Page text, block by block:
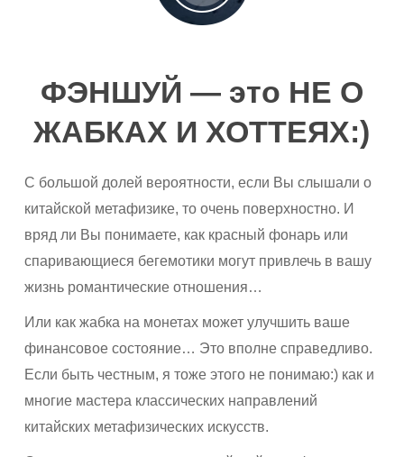
ФЭНШУЙ — это НЕ О
ЖАБКАХ И ХОТТЕЯХ:)
С большой долей вероятности, если Вы слышали о
китайской метафизике, то очень поверхностно. И
вряд ли Вы понимаете, как красный фонарь или
спаривающиеся бегемотики могут привлечь в вашу
жизнь романтические отношения…
Или как жабка на монетах может улучшить ваше
финансовое состояние… Это вполне справедливо.
Если быть честным, я тоже этого не понимаю:) как и
многие мастера классических направлений
китайских метафизических искусств.